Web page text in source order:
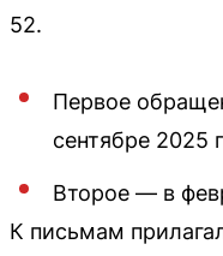
52.
Первое
сентябре 2025
Второе — в
К письмам